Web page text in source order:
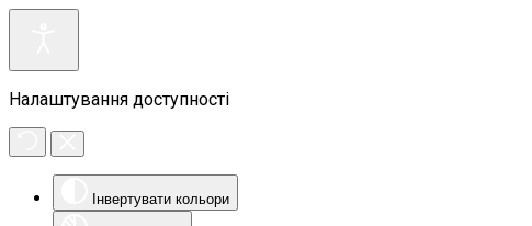
Налаштування доступності
Інвертувати кольори